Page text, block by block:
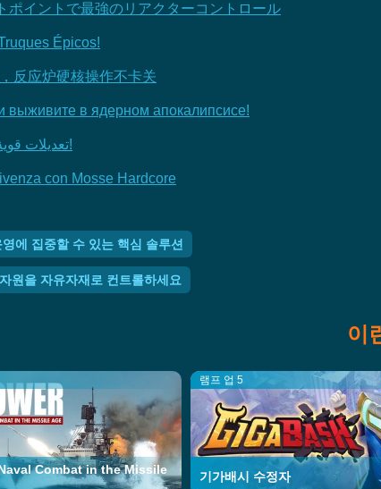
ポイントで最強のリアクターコントロール
Épicos!
反应炉硬核操作不卡关
выживите в ядерном апокалипсисе!
Nucleares: تعديلات قوية وحيل ملحمية لتحكم كامل في المفاعل النووي!
con Mosse Hardcore
에 집중할 수 있는 핵심 솔루션
원을 자유자재로 컨트롤하세요
이
Combat in the Missile
램프 업 5
기가배시 수정자